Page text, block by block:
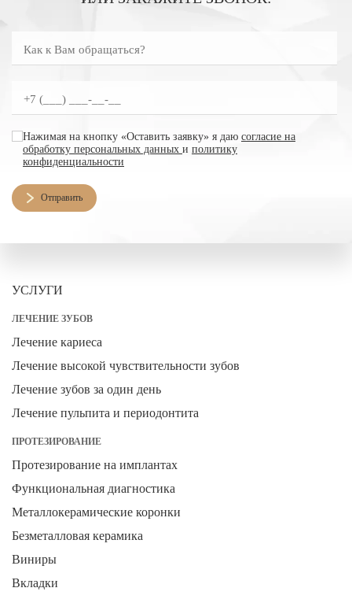
согласие на обработку персональных данных
Нажимая на кнопку «Оставить заявку» я даю согласие на
обработку персональных данных и политику
конфиденциальности
Отправить
УСЛУГИ
ЛЕЧЕНИЕ ЗУБОВ
Лечение кариеса
Лечение высокой чувствительности зубов
Лечение зубов за один день
Лечение пульпита и периодонтита
ПРОТЕЗИРОВАНИЕ
Протезирование на имплантах
Функциональная диагностика
Металлокерамические коронки
Безметалловая керамика
Виниры
Вкладки